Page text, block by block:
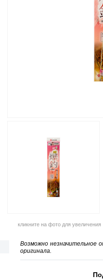
кликните на фото для увеличения
Возможно незначительное
оригинала.